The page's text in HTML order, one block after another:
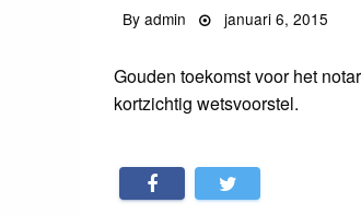
Byadmin
Posted
januari 6, 2015
Gouden toekomst voor het
kortzichtig wetsvoorstel.